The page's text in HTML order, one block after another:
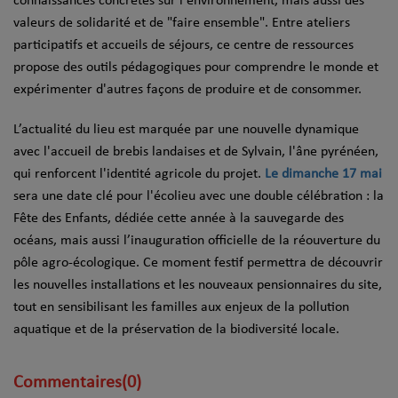
valeurs de solidarité et de "faire ensemble". Entre ateliers
participatifs et accueils de séjours, ce centre de ressources
propose des outils pédagogiques pour comprendre le monde et
expérimenter d'autres façons de produire et de consommer.
L’actualité du lieu est marquée par une nouvelle dynamique
avec l'accueil de brebis landaises et de Sylvain, l'âne pyrénéen,
qui renforcent l'identité agricole du projet. Le dimanche 17 mai
sera une date clé pour l'écolieu avec une double célébration : la
Fête des Enfants, dédiée cette année à la sauvegarde des
océans, mais aussi l’inauguration officielle de la réouverture du
pôle agro-écologique. Ce moment festif permettra de découvrir
les nouvelles installations et les nouveaux pensionnaires du site,
tout en sensibilisant les familles aux enjeux de la pollution
aquatique et de la préservation de la biodiversité locale.
Commentaires(0)